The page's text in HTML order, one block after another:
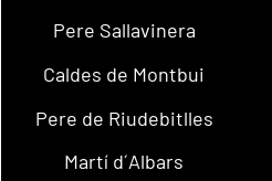
Pere Sallavinera
Caldes de Montbui
Pere de Riudebitlles
Martí d´Albars